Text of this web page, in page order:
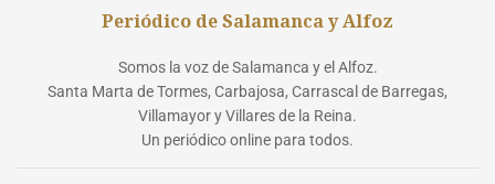
Periódico de Salamanca y Alfoz
Somos la voz de Salamanca y el Alfoz.
Santa Marta de Tormes, Carbajosa, Carrascal de Barregas,
Villamayor y Villares de la Reina.
Un periódico online para todos.